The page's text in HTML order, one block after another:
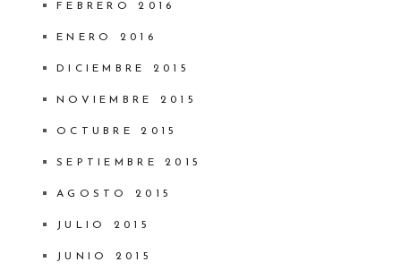
FEBRERO 2016
ENERO 2016
DICIEMBRE 2015
NOVIEMBRE 2015
OCTUBRE 2015
SEPTIEMBRE 2015
AGOSTO 2015
JULIO 2015
JUNIO 2015